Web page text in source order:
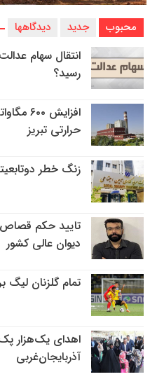
محبوب جدید دیدگاهها
رسید؟
افزایش
حرارتی تبریز
زنگ خطر
تایید حکم
دیوان عالی کشور
تمام گلزنان لیگ‌
اهدای یک‌هزار
آذربایجان‌غربی